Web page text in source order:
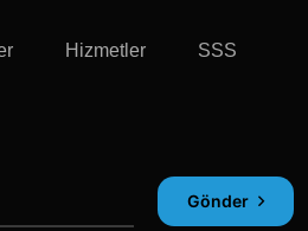
Hizmetler SSS
Gönder